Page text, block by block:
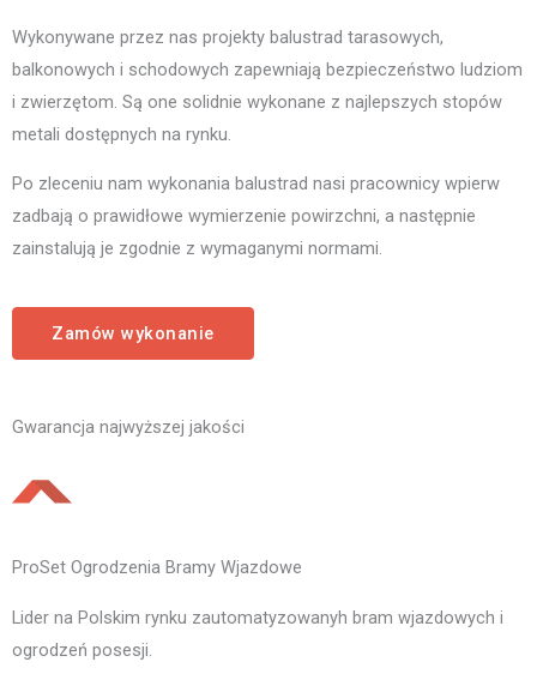
Wykonywane przez nas projekty balustrad tarasowych,
balkonowych i schodowych zapewniają bezpieczeństwo ludziom
i zwierzętom. Są one solidnie wykonane z najlepszych stopów
metali dostępnych na rynku.
Po zleceniu nam wykonania balustrad nasi pracownicy wpierw
zadbają o prawidłowe wymierzenie powirzchni, a następnie
zainstalują je zgodnie z wymaganymi normami.
Zamów wykonanie
Gwarancja najwyższej jakości
ProSet Ogrodzenia Bramy Wjazdowe
Lider na Polskim rynku zautomatyzowanyh bram wjazdowych i
ogrodzeń posesji.